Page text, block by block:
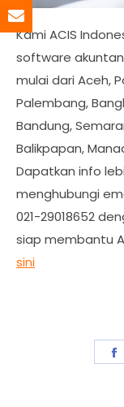
Kami ACIS
software
mulai dari Aceh,
Palembang,
Bandung,
Balikpapan,
Dapatkan info
menghubungi
021-29018652
siap membantu
sini